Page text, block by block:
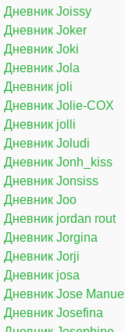
Дневник Joissy
Дневник Joker
Дневник Joki
Дневник Jola
Дневник joli
Дневник Jolie-COX
Дневник jolli
Дневник Joludi
Дневник Jonh_kiss
Дневник Jonsiss
Дневник Joo
Дневник jordan rout
Дневник Jorgina
Дневник Jorji
Дневник josa
Дневник Jose Manuel
Дневник Josefina